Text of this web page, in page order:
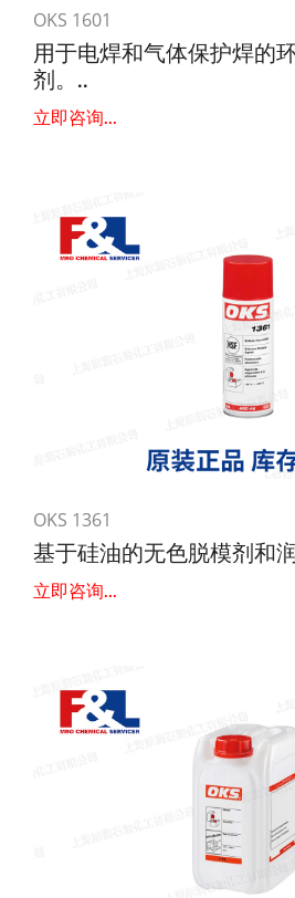
OKS 1601
用于电焊和气体保护焊的
剂。..
立即咨询...
OKS 1361
基于硅油的无色脱模剂和
立即咨询...